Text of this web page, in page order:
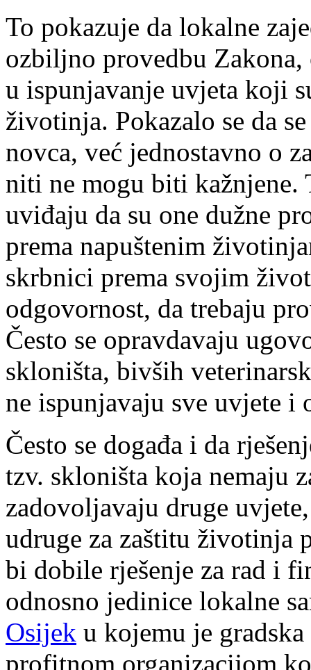
To pokazuje da lokalne
ozbiljno provedbu
u ispunjavanje uvjeta koji
životinja. Pokazalo se da
novca, već jednostavno o
niti ne mogu biti kažnjene.
uviđaju da su one dužne
prema napuštenim
skrbnici prema svojim
odgovornost, da trebaju
Često se opravdavaju
skloništa, bivših
ne ispunjavaju sve uvjete i
Često se događa i da
tzv. skloništa koja nemaju
zadovoljavaju druge
udruge za zaštitu životinja
bi dobile rješenje za rad i
odnosno jedinice lokalne
Osijek u kojemu je
profitnom organizacijom